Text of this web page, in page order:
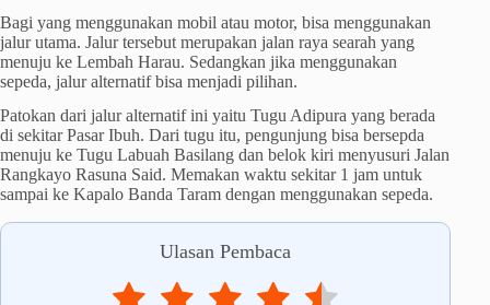
Bagi yang menggunakan mobil atau motor, bisa menggunakan
jalur utama. Jalur tersebut merupakan jalan raya searah yang
menuju ke Lembah Harau. Sedangkan jika menggunakan
sepeda, jalur alternatif bisa menjadi pilihan.
Patokan dari jalur alternatif ini yaitu Tugu Adipura yang berada
di sekitar Pasar Ibuh. Dari tugu itu, pengunjung bisa bersepda
menuju ke Tugu Labuah Basilang dan belok kiri menyusuri Jalan
Rangkayo Rasuna Said. Memakan waktu sekitar 1 jam untuk
sampai ke Kapalo Banda Taram dengan menggunakan sepeda.
Ulasan Pembaca